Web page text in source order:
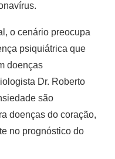
o cenário preocupa
psiquiátrica que
doenças
Dr. Roberto
são
doenças do coração,
no prognóstico do